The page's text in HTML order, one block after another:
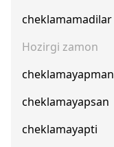
cheklamamadilar
Hozirgi zamon
cheklamayapman
cheklamayapsan
cheklamayapti